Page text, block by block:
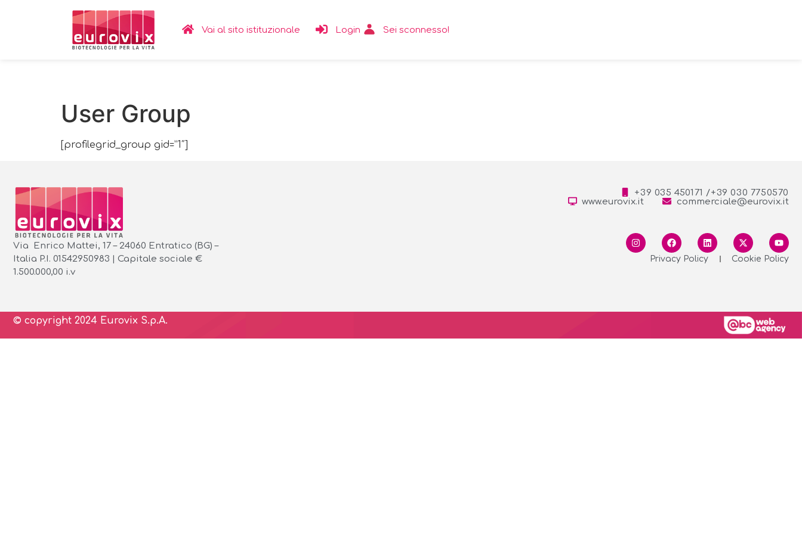
Vai al sito istituzionale Login Sei sconnesso!
User Group
[profilegrid_group gid=”1″]
Via Enrico Mattei, 17 – 24060 Entratico (BG) –
Italia P.I. 01542950983 | Capitale sociale €
1.500.000,00 i.v
+39 035 450171 /+39 030 7750570
www.eurovix.it
commerciale@eurovix.it
Privacy Policy Cookie Policy
© copyright 2024 Eurovix S.p.A.